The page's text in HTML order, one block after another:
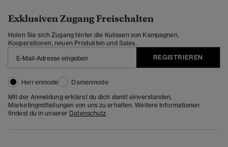
Exklusiven Zugang Freischalten
Holen Sie sich Zugang hinter die Kulissen von Kampagnen,
Kooperationen, neuen Produkten und Sales.
REGISTRIEREN
Herrenmode
Damenmode
Mit der Anmeldung erklärst du dich damit einverstanden,
Marketingmitteilungen von uns zu erhalten. Weitere Informationen
findest du in unserer Datenschutz